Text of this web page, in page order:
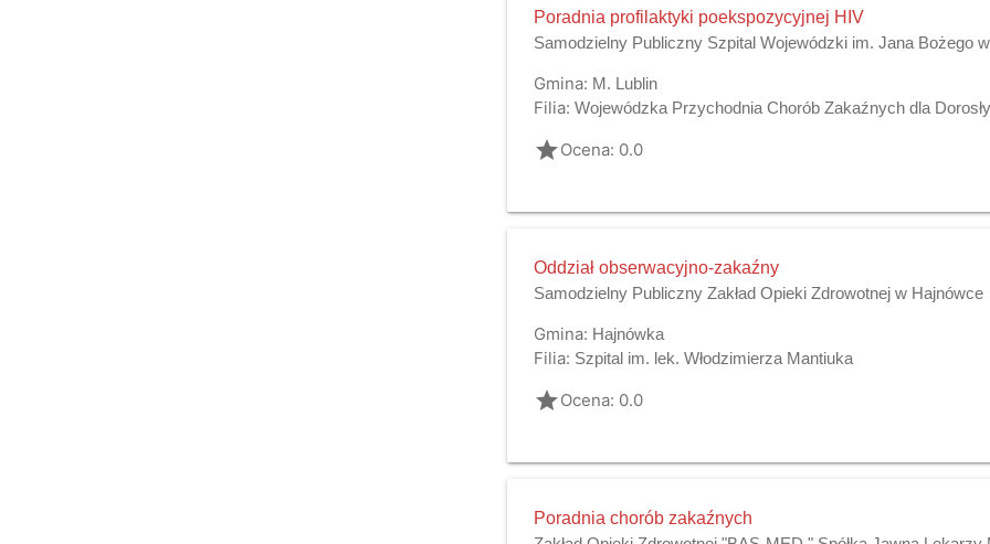
Poradnia profilaktyki poekspozycyjnej HIV
Samodzielny Publiczny Szpital Wojewódzki im. Jana Bożego
Gmina: M. Lublin
Filia: Wojewódzka Przychodnia Chorób Zakaźnych dla
gradeOcena: 0.0
Oddział obserwacyjno-zakaźny
Samodzielny Publiczny Zakład Opieki Zdrowotnej w Hajnówce
Gmina: Hajnówka
Filia: Szpital im. lek. Włodzimierza Mantiuka
gradeOcena: 0.0
Poradnia chorób zakaźnych